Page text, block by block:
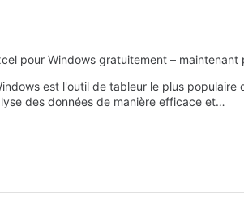
pour Windows gratuitement –
est l'outil de tableur le plus populaire
des données de manière efficace et…